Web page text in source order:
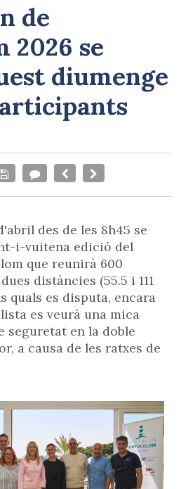
de
2026 se
diumenge
des de les 8h45 se
i-vuitena edició del
que reunirà 600
distàncies (55.5 i 111
quals es disputa, encara
es veurà una mica
seguretat en la doble
a causa de les ratxes de